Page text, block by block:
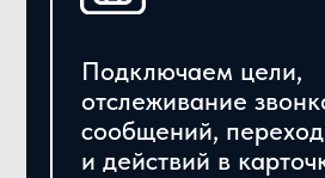
Подключаем цели,
отслеживание
сообщений,
и действий в